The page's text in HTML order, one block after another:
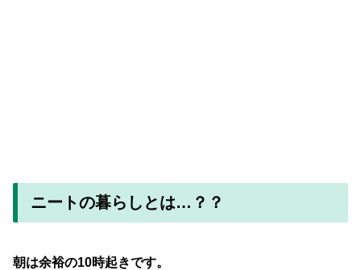
ニートの暮らしとは…？？
朝は余裕の10時起きです。